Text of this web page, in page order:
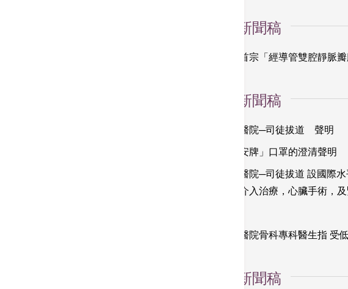
新聞稿
進行全港首宗「經導管雙腔靜脈
新聞稿
香港港安醫院─司徒拔道 聲明
有關「港安牌」口罩的澄清聲明
香港港安醫院─司徒拔道 設國際
複雜心臟介入治療，心臟手術，
香港港安醫院骨科專科醫生指 受
新聞稿